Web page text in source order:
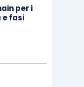
per i
e fasi